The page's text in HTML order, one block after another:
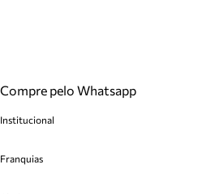
Compre pelo Whatsapp
Institucional
Cashback
Franquias